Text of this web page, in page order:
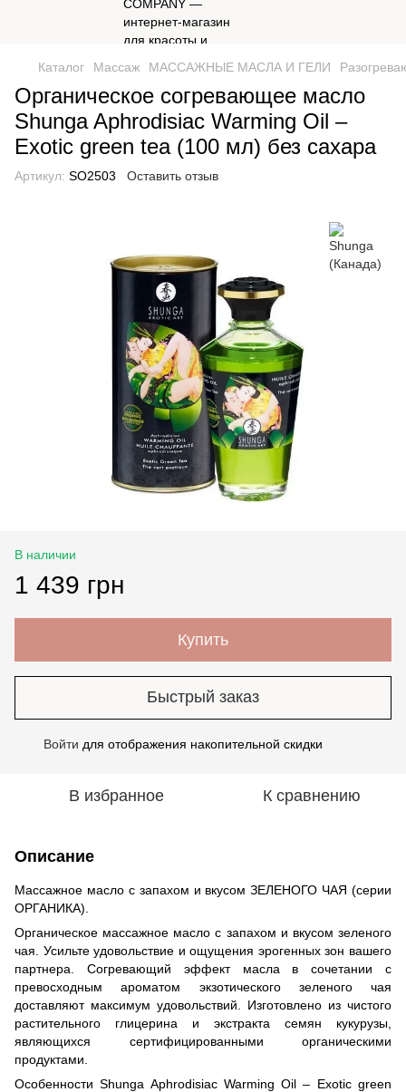
Каталог Массаж МАССАЖНЫЕ МАСЛА И ГЕЛИ
Органическое согревающее масло
Shunga Aphrodisiac Warming Oil –
Exotic green tea (100 мл) без сахара
Артикул: SO2503 Оставить отзыв
В наличии
1 439 грн
Купить
Быстрый заказ
Войти для отображения накопительной скидки
В избранное К сравнению
Описание
Массажное масло с запахом и вкусом ЗЕЛЕНОГО ЧАЯ (серии
ОРГАНИКА).
Органическое массажное масло с запахом и вкусом зеленого
чая. Усильте удовольствие и ощущения эрогенных зон вашего
партнера. Согревающий эффект масла в сочетании с
превосходным ароматом экзотического зеленого чая
доставляют максимум удовольствий. Изготовлено из чистого
растительного глицерина и экстракта семян кукурузы,
являющихся сертифицированными органическими
продуктами.
Особенности Shunga Aphrodisiac Warming Oil – Exotic green